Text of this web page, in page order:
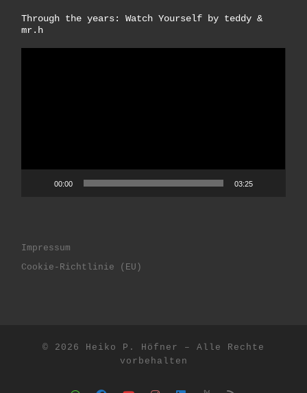
Through the years: Watch Yourself by teddy &
mr.h
00:00 03:25
Impressum
Cookie-Richtlinie (EU)
© 2026 Heiko P. Höfner
– Alle Rechte
vorbehalten